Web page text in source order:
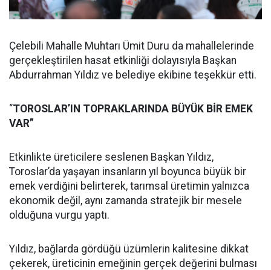
Çelebili Mahalle Muhtarı Ümit Duru da mahallelerinde
gerçekleştirilen hasat etkinliği dolayısıyla Başkan
Abdurrahman Yıldız ve belediye ekibine teşekkür etti.
“TOROSLAR’IN TOPRAKLARINDA BÜYÜK BİR EMEK
VAR”
Etkinlikte üreticilere seslenen Başkan Yıldız,
Toroslar’da yaşayan insanların yıl boyunca büyük bir
emek verdiğini belirterek, tarımsal üretimin yalnızca
ekonomik değil, aynı zamanda stratejik bir mesele
olduğuna vurgu yaptı.
Yıldız, bağlarda gördüğü üzümlerin kalitesine dikkat
çekerek, üreticinin emeğinin gerçek değerini bulması